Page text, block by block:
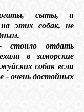
сыты, и
этих собак, не
стоило отдать
в заморские
собак если
- очень достойных